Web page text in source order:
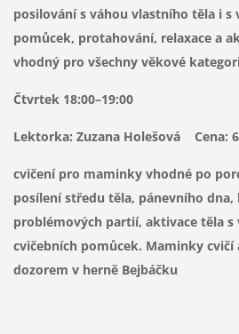
posilování s váhou vlastního těla i s
pomůcek, protahování, relaxace a
vhodný pro všechny věkové
Čtvrtek 18:00–19:00
Lektorka: Zuzana Holešová Cena:
cvičení pro maminky vhodné po
posílení středu těla, pánevního dna,
problémových partií, aktivace těla
cvičebních pomůcek. Maminky cvičí
dozorem v herně Bejbáčku